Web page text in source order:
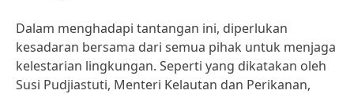
Dalam menghadapi tantangan ini, diperlukan
kesadaran bersama dari semua pihak untuk menjaga
kelestarian lingkungan. Seperti yang dikatakan oleh
Susi Pudjiastuti, Menteri Kelautan dan Perikanan,